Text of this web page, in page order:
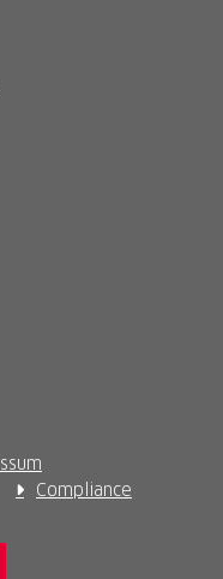
Compliance